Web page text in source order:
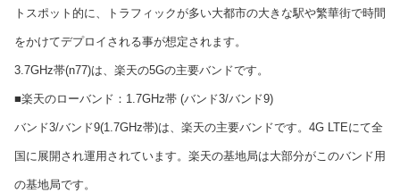
トスポット的に、トラフィックが多い大都市の大きな駅や繁華街で時間
をかけてデプロイされる事が想定されます。
3.7GHz帯(n77)は、楽天の5Gの主要バンドです。
■楽天のローバンド：1.7GHz帯 (バンド3/バンド9)
バンド3/バンド9(1.7GHz帯)は、楽天の主要バンドです。4G LTEにて全
国に展開され運用されています。楽天の基地局は大部分がこのバンド用
の基地局です。